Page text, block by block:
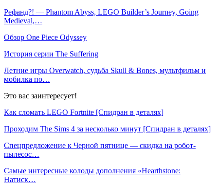
Рефанд?! — Phantom Abyss, LEGO Builder’s Journey, Going
Medieval,…
Обзор One Piece Odyssey
История серии The Suffering
Летние игры Overwatch, судьба Skull & Bones, мультфильм и
мобилка по…
Это вас заинтересует!
Как сломать LEGO Fortnite [Спидран в деталях]
Проходим The Sims 4 за несколько минут [Спидран в деталях]
Спецпредложение к Черной пятнице — скидка на робот-
пылесос…
Самые интересные колоды дополнения «Hearthstone:
Натиск…